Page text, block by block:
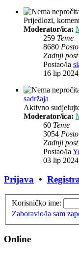
Prijedlozi,
Moderator/ica:
259 Teme
8680
Zadnji post
Postao/la
16 lip
sadržaja
Aktivno
Moderator/ica:
60 Teme
3054
Zadnji post
Postao/la
03 lip
Prijava •
Korisničko ime:
Zaboravio/la sam
Online